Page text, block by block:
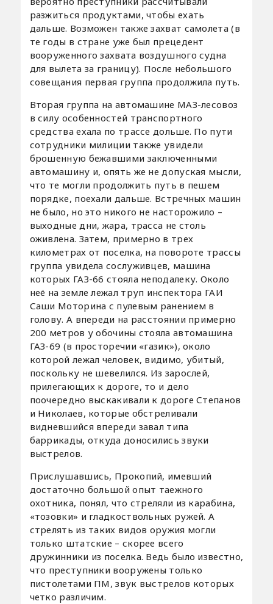
разжиться продуктами, чтобы ехать
дальше. Возможен также захват самолета (в
те годы в стране уже был прецедент
вооруженного захвата воздушного судна
для вылета за границу). После небольшого
совещания первая группа продолжила путь.
Вторая группа на автомашине МАЗ-лесовоз
в силу особенностей транспортного
средства ехала по трассе дольше. По пути
сотрудники милиции также увидели
брошенную бежавшими заключенными
автомашину и, опять же не допуская мысли,
что те могли продолжить путь в пешем
порядке, поехали дальше. Встречных машин
не было, но это никого не насторожило –
выходные дни, жара, трасса не столь
оживлена. Затем, примерно в трех
километрах от поселка, на повороте трассы
группа увидела сослуживцев, машина
которых ГАЗ-66 стояла неподалеку. Около
неё на земле лежал труп инспектора ГАИ
Саши Моторина с пулевым ранением в
голову. А впереди на расстоянии примерно
200 метров у обочины стояла автомашина
ГАЗ-69 (в просторечии «газик»), около
которой лежал человек, видимо, убитый,
поскольку не шевелился. Из зарослей,
прилегающих к дороге, то и дело
поочередно выскакивали к дороге Степанов
и Николаев, которые обстреливали
видневшийся впереди завал типа
баррикады, откуда доносились звуки
выстрелов.
Прислушавшись, Прокопий, имевший
достаточно большой опыт таежного
охотника, понял, что стреляли из карабина,
«тозовки» и гладкоствольных ружей. А
стрелять из таких видов оружия могли
только штатские – скорее всего
дружинники из поселка. Ведь было известно,
что преступники вооружены только
пистолетами ПМ, звук выстрелов которых
четко различим.